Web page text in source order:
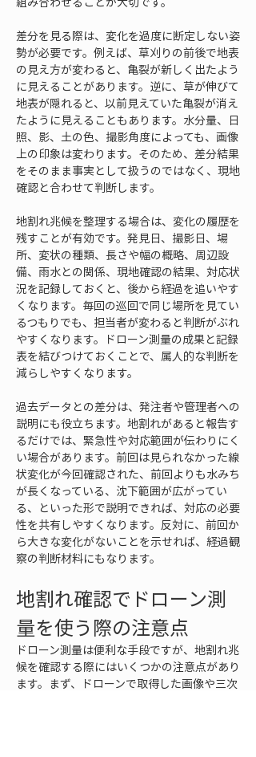
差分を見る際は、変化を過度に断定しない姿
勢が必要です。例えば、草刈りの前後で地表
の見え方が変わると、亀裂が新しく出たよう
に見えることがあります。逆に、草が伸びて
地表が隠れると、以前見えていた亀裂が消え
たように見えることもあります。水分量、日
照、影、土の色、撮影角度によっても、画像
上の印象は変わります。そのため、差分結果
をそのまま事実として扱うのではなく、現地
確認と合わせて判断します。
地割れ兆候を整理する場合は、変化の履歴を
残すことが有効です。発見日、撮影日、場
所、変状の種類、長さや幅の概略、周辺設
備、雨水との関係、現地確認の結果、対応状
況を記録しておくと、後から経過を追いやす
くなります。毎回の巡回で同じ場所を見てい
るつもりでも、担当者が変わると判断がぶれ
やすくなります。ドローン測量の成果と記録
表を結びつけておくことで、属人的な判断を
減らしやすくなります。
過去データとの差分は、発注者や管理者への
説明にも役立ちます。地割れがあると報告す
るだけでは、緊急性や対応範囲が伝わりにく
い場合があります。前回は見られなかった線
状変化が今回確認された、前回よりも水みち
が長くなっている、沈下範囲が広がってい
る、といった形で説明できれば、対応の必要
性を共有しやすくなります。反対に、前回か
ら大きな変化がないことを示せれば、経過観
察の判断材料にもなります。
地割れ確認でドローン測
量を使う際の注意点
ドローン測量は便利な手段ですが、地割れ兆
候を確認する際にはいくつかの注意点があり
ます。まず、ドローンで取得した画像や三次